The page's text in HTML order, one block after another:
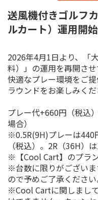
送風機付きゴルフ
ルカート）運用開
2026年4月1日より、「
料）」の運用を再開させ
快適なプレー環境をご
ラウンドをお楽しみくだ
プレー代+660円（税込
場合）
※0.5R(9H)プレーは440
（税込）。2R（36H）
※【Cool Cart】のプラ
※台数に限りがござい
ので予めご了承ください
※Cool Cartに関しまし